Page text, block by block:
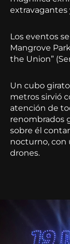
extravagantes
Los eventos
Mangrove
the Union”
Un cubo
metros sirvió
atención de
renombrados
sobre él
nocturno, con
drones.